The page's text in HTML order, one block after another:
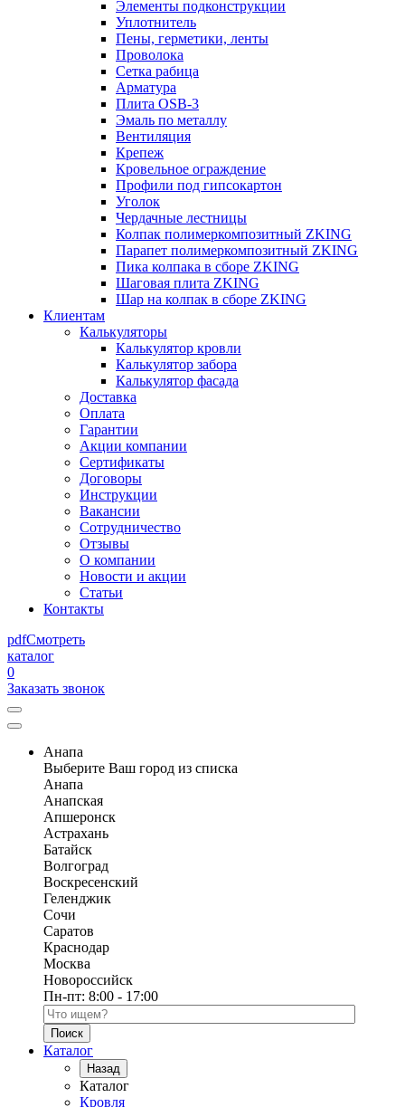
Элементы подконструкции
Уплотнитель
Пены, герметики, ленты
Проволока
Сетка рабица
Арматура
Плита OSB-3
Эмаль по металлу
Вентиляция
Крепеж
Кровельное ограждение
Профили под гипсокартон
Уголок
Чердачные лестницы
Колпак полимеркомпозитный ZKING
Парапет полимеркомпозитный ZKING
Пика колпака в сборе ZKING
Шаговая плита ZKING
Шар на колпак в сборе ZKING
Клиентам
Калькуляторы
Калькулятор кровли
Калькулятор забора
Калькулятор фасада
Доставка
Оплата
Гарантии
Акции компании
Сертификаты
Договоры
Инструкции
Вакансии
Сотрудничество
Отзывы
О компании
Новости и акции
Статьи
Контакты
pdfСмотреть
каталог
0
Заказать звонок
Анапа
Выберите Ваш город из списка
Анапа
Анапская
Апшеронск
Астрахань
Батайск
Волгоград
Воскресенский
Геленджик
Сочи
Саратов
Краснодар
Москва
Новороссийск
Пн-пт: 8:00 - 17:00
Поиск по каталогу
Каталог
Назад
Каталог
Кровля